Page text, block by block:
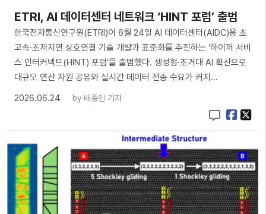
ETRI, AI 데이터센터 네트워크 ‘HINT 포럼’ 출범
한국전자통신연구원(ETRI)이 6월 24일 AI 데이터센터(AIDC)용 초
고속·초저지연 상호연결 기술 개발과 표준화를 추진하는 ‘하이퍼 서비
스 인터커넥트(HINT) 포럼’을 출범했다. 생성형·초거대 AI 확산으로
대규모 연산 자원 공유와 실시간 데이터 전송 수요가 커지…
2026.06.24
by 배종인 기자